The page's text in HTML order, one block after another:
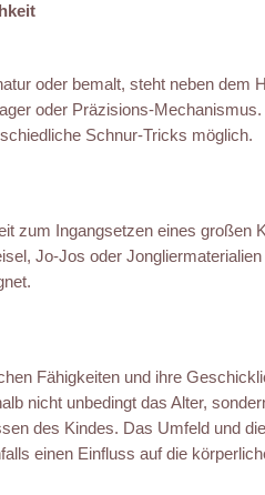
oder bemalt, steht neben dem
oder Präzisions-
Schnur-Tricks möglich.
zum Ingangsetzen eines großen
Jo-Jos oder
Fähigkeiten und ihre
nicht unbedingt das Alter,
des Kindes. Das Umfeld und
einen Einfluss auf die